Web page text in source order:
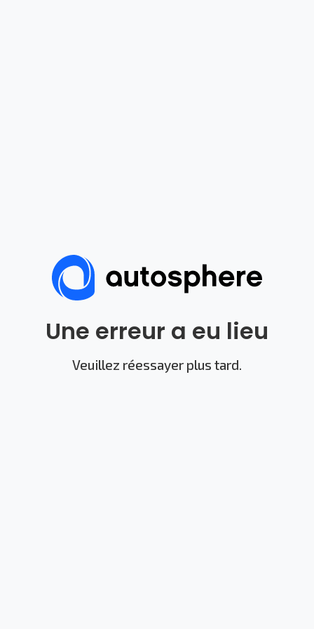
Une erreur a eu lieu
Veuillez réessayer plus tard.